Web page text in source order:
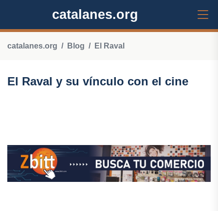
catalanes.org
catalanes.org Blog El Raval
El Raval y su vínculo con el cine